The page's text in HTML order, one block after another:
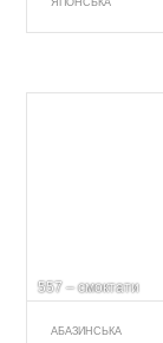
ЯПОНСЬКА
557 – смоктати
АБАЗИНСЬКА